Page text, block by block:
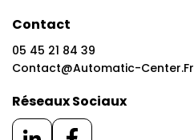
Contact
05 45 21 84 39
Contact@automatic-Center.fr
Réseaux Sociaux